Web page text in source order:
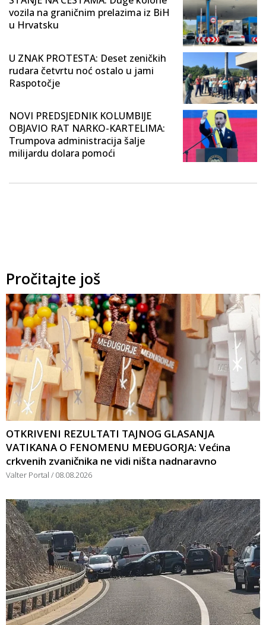
vozila na graničnim prelazima iz BiH
u Hrvatsku
U ZNAK PROTESTA: Deset zeničkih
rudara četvrtu noć ostalo u jami
Raspotočje
NOVI PREDSJEDNIK KOLUMBIJE
OBJAVIO RAT NARKO-KARTELIMA:
Trumpova administracija šalje
milijardu dolara pomoći
Pročitajte još
OTKRIVENI REZULTATI TAJNOG GLASANJA
VATIKANA O FENOMENU MEĐUGORJA: Većina
crkvenih zvaničnika ne vidi ništa nadnaravno
Valter Portal 08.08.2026